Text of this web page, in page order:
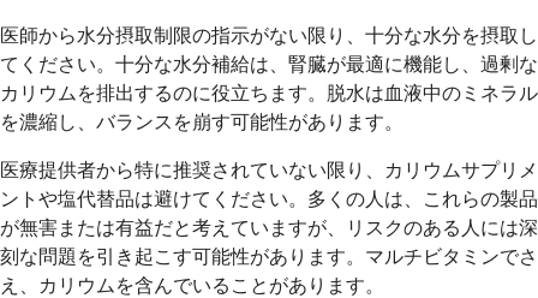
医師から水分摂取制限の指示がない限り、十分な水分を摂取し
てください。十分な水分補給は、腎臓が最適に機能し、過剰な
カリウムを排出するのに役立ちます。脱水は血液中のミネラル
を濃縮し、バランスを崩す可能性があります。
医療提供者から特に推奨されていない限り、カリウムサプリメ
ントや塩代替品は避けてください。多くの人は、これらの製品
が無害または有益だと考えていますが、リスクのある人には深
刻な問題を引き起こす可能性があります。マルチビタミンでさ
え、カリウムを含んでいることがあります。